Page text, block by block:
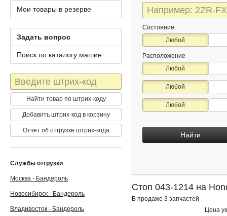
Состояние
Любой
Расположение
Любой
Любой
Любой
Найти
Стоп 043-1214 на
В продаже 3 запчастей
Цена
Мои товары в резерве
Задать вопрос
Поиск по каталогу машин
Штрих-
код
Найти товар по штрих-коду
Добавить штрих-код в корзину
Отчет об отгрузке штрих-кода
Службы отгрузки
Москва - Бандероль
Новосибирск - Бандероль
Владивосток - Бандероль